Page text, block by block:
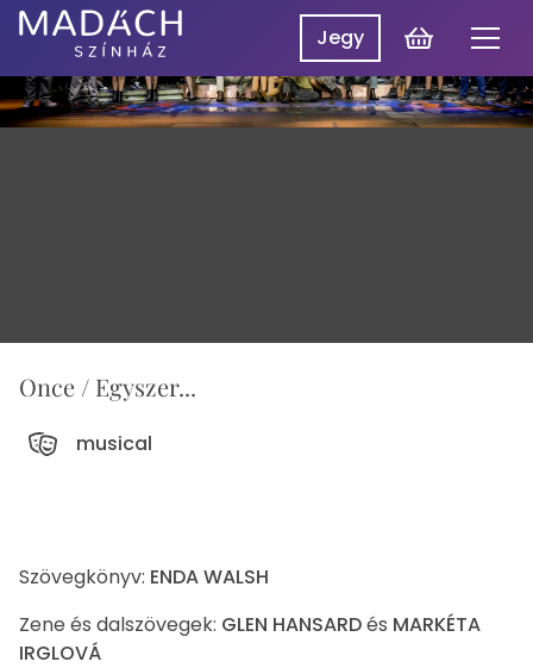
Madách
Színház
Madách SzínpadON
Műsor
Jegy
Kosár
Once / Egyszer...
musical
Szövegkönyv: ENDA WALSH
Zene és dalszövegek: GLEN HANSARDés MARKÉTA
IRGLOVÁ